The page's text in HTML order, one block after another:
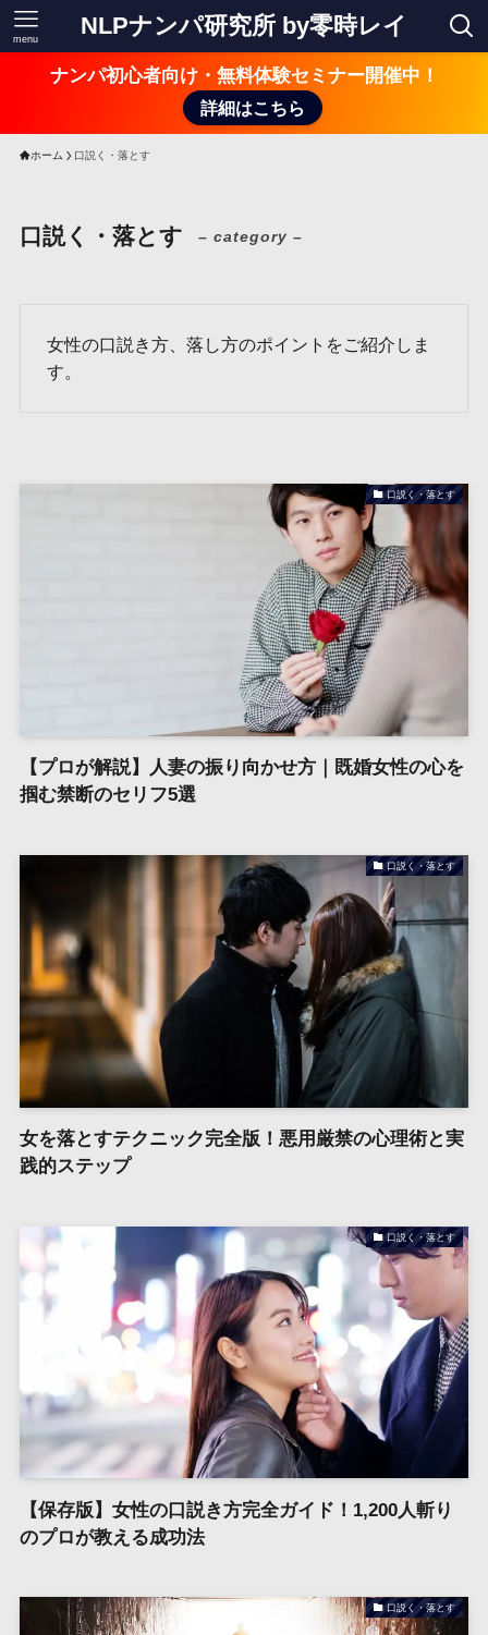
NLPナンパ研究所 by零時レイ
menu
ナンパ初心者向け・無料体験セミナー開催中！
詳細はこちら
ホーム 口説く・落とす
口説く・落とす – category –
女性の口説き方、落し方のポイントをご紹介しま
す。
口説く・落とす
【プロが解説】人妻の振り向かせ方｜既婚女性の心を
掴む禁断のセリフ5選
口説く・落とす
女を落とすテクニック完全版！悪用厳禁の心理術と実
践的ステップ
口説く・落とす
【保存版】女性の口説き方完全ガイド！1,200人斬り
のプロが教える成功法
口説く・落とす